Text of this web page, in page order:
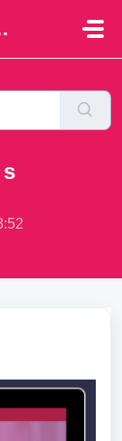
| Portal